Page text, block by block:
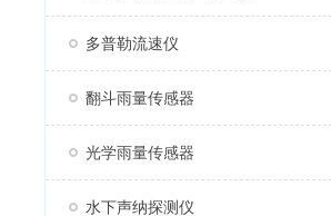
多普勒流速仪
翻斗雨量传感器
光学雨量传感器
水下声纳探测仪